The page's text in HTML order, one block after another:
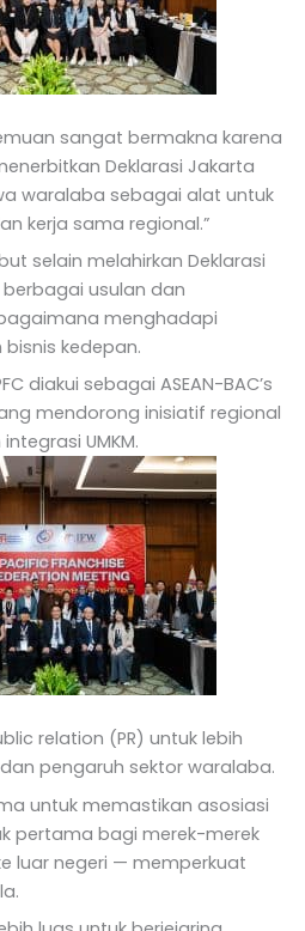
sangat bermakna karena
Deklarasi Jakarta
waralaba sebagai alat untuk
kerja sama regional.”
selain melahirkan Deklarasi
usulan dan
menghadapi
kedepan.
diakui sebagai ASEAN-BAC’s
mendorong inisiatif regional
UMKM.
relation (PR) untuk lebih
pengaruh sektor waralaba.
untuk memastikan asosiasi
pertama bagi merek-merek
luar negeri — memperkuat